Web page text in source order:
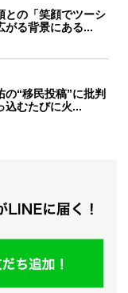
との「笑顔でツーシ
がる背景にある...
の“移民投稿”に批判
込むたびに火...